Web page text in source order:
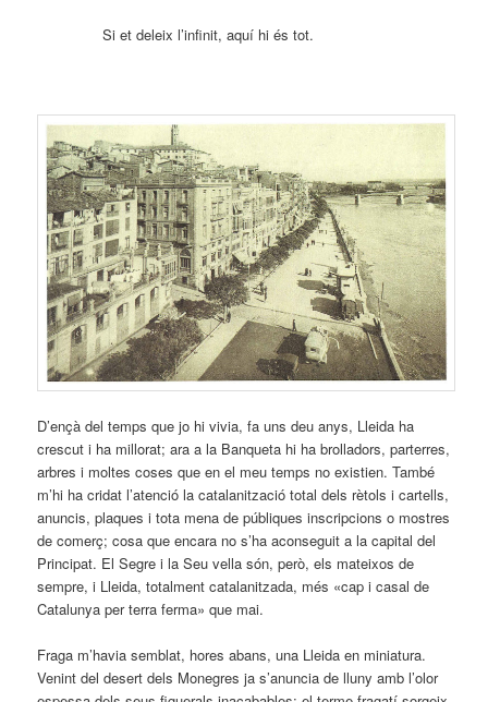
Si et deleix l’infinit, aquí hi és tot.
D’ençà del temps que jo hi vivia, fa uns deu anys, Lleida ha
crescut i ha millorat; ara a la Banqueta hi ha brolladors, parterres,
arbres i moltes coses que en el meu temps no existien. També
m’hi ha cridat l’atenció la catalanització total dels rètols i cartells,
anuncis, plaques i tota mena de públiques inscripcions o mostres
de comerç; cosa que encara no s’ha aconseguit a la capital del
Principat. El Segre i la Seu vella són, però, els mateixos de
sempre, i Lleida, totalment catalanitzada, més «cap i casal de
Catalunya per terra ferma» que mai.
Fraga m’havia semblat, hores abans, una Lleida en miniatura.
Venint del desert dels Monegres ja s’anuncia de lluny amb l’olor